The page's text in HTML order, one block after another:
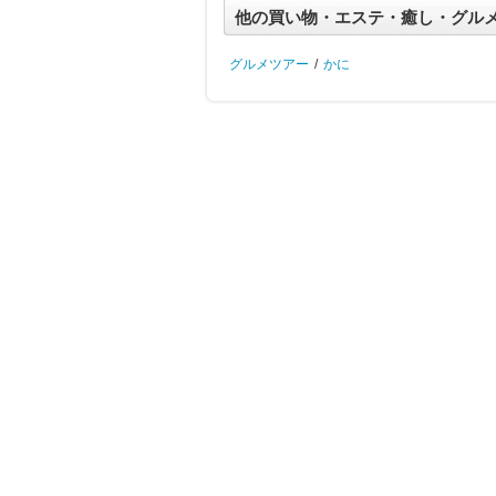
他の買い物・エステ・癒し・グル
グルメツアー / かに